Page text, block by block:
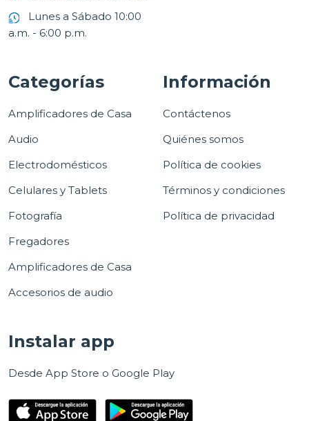
Lunes a Sábado 10:00
a.m. - 6:00 p.m.
Categorías
Amplificadores de Casa
Audio
Electrodomésticos
Celulares y Tablets
Fotografía
Fregadores
Amplificadores de Casa
Accesorios de audio
Información
Contáctenos
Quiénes somos
Política de cookies
Términos y condiciones
Política de privacidad
Instalar app
Desde App Store o Google Play